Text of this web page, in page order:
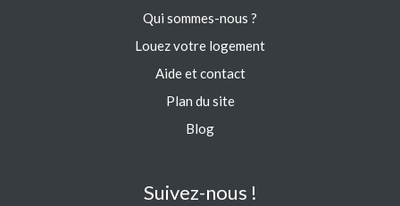
Qui sommes-nous ?
Louez votre logement
Aide et contact
Plan du site
Blog
Suivez-nous !